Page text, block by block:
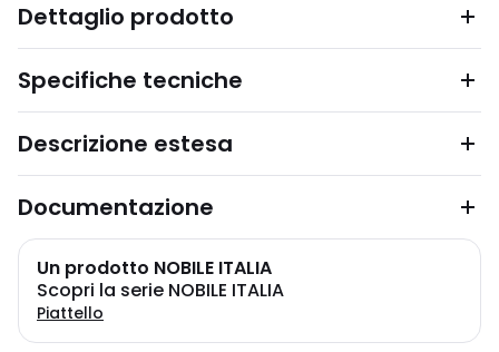
Dettaglio prodotto
Specifiche tecniche
Descrizione estesa
Documentazione
Un prodotto NOBILE ITALIA
Scopri la serie NOBILE ITALIA
Piattello